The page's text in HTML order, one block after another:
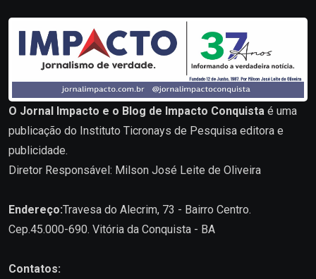
O Jornal Impacto e o Blog de Impacto Conquista é uma
publicação do Instituto Ticronays de Pesquisa editora e
publicidade.
Diretor Responsável: Milson José Leite de Oliveira
Endereço:Travesa do Alecrim, 73 - Bairro Centro.
Cep.45.000-690. Vitória da Conquista - BA
Contatos: